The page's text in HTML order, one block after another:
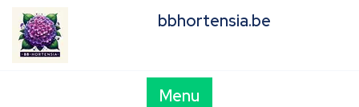
content
bbhortensia.be
Menu